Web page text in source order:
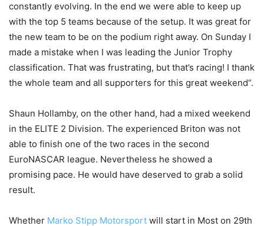
constantly evolving. In the end we were able to keep up
with the top 5 teams because of the setup. It was great for
the new team to be on the podium right away. On Sunday I
made a mistake when I was leading the Junior Trophy
classification. That was frustrating, but that’s racing! I thank
the whole team and all supporters for this great weekend“.
Shaun Hollamby, on the other hand, had a mixed weekend
in the ELITE 2 Division. The experienced Briton was not
able to finish one of the two races in the second
EuroNASCAR league. Nevertheless he showed a
promising pace. He would have deserved to grab a solid
result.
Whether Marko Stipp Motorsport will start in Most on 29th